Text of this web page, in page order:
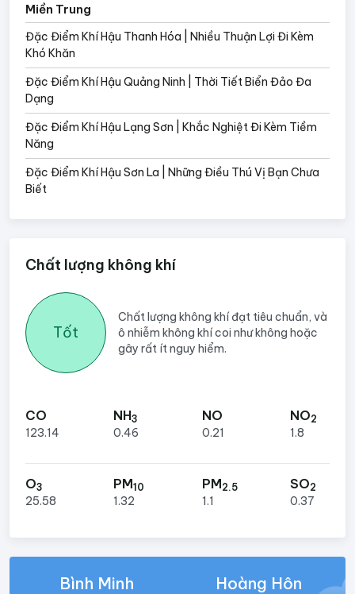
Miền Trung
Đặc Điểm Khí Hậu Thanh Hóa | Nhiều Thuận Lợi Đi Kèm
Khó Khăn
Đặc Điểm Khí Hậu Quảng Ninh | Thời Tiết Biển Đảo Đa
Dạng
Đặc Điểm Khí Hậu Lạng Sơn | Khắc Nghiệt Đi Kèm Tiềm
Năng
Đặc Điểm Khí Hậu Sơn La | Những Điều Thú Vị Bạn Chưa
Biết
Chất lượng không khí
Tốt
Chất lượng không khí đạt tiêu chuẩn, và
ô nhiễm không khí coi như không hoặc
gây rất ít nguy hiểm.
CO
123.14
NH3
0.46
NO
0.21
NO2
1.8
O3
25.58
PM10
1.32
PM2.5
1.1
SO2
0.37
Bình Minh Hoàng Hôn